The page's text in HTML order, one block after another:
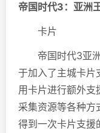
帝国时代3：亚洲
卡片
帝国时代3亚洲
于加入了主城卡片
用卡片进行额外支
采集资源等各种方
得到一次卡片支援